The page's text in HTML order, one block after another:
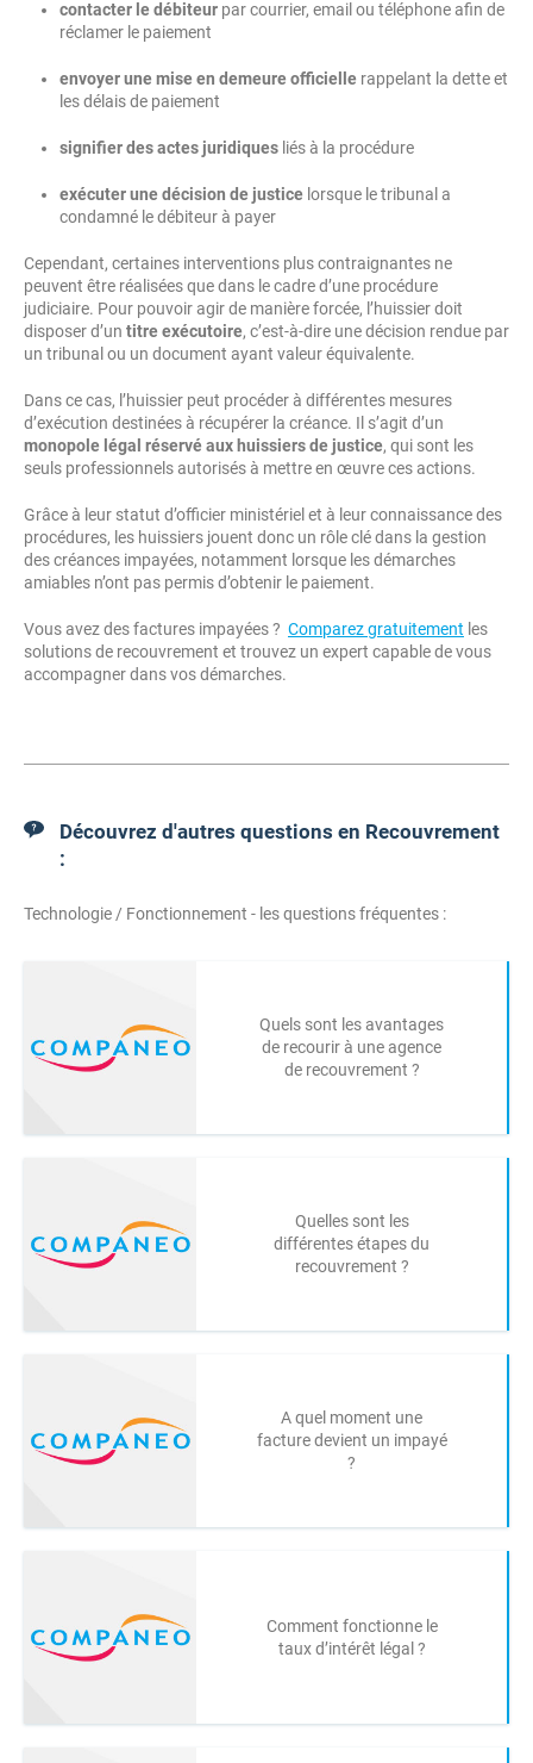
contacter le débiteur par courrier, email ou téléphone afin de
réclamer le paiement
envoyer une mise en demeure officielle rappelant la dette et
les délais de paiement
signifier des actes juridiques liés à la procédure
exécuter une décision de justice lorsque le tribunal a
condamné le débiteur à payer
Cependant, certaines interventions plus contraignantes ne
peuvent être réalisées que dans le cadre d’une procédure
judiciaire. Pour pouvoir agir de manière forcée, l’huissier doit
disposer d’un titre exécutoire, c’est-à-dire une décision rendue par
un tribunal ou un document ayant valeur équivalente.
Dans ce cas, l’huissier peut procéder à différentes mesures
d’exécution destinées à récupérer la créance. Il s’agit d’un
monopole légal réservé aux huissiers de justice, qui sont les
seuls professionnels autorisés à mettre en œuvre ces actions.
Grâce à leur statut d’officier ministériel et à leur connaissance des
procédures, les huissiers jouent donc un rôle clé dans la gestion
des créances impayées, notamment lorsque les démarches
amiables n’ont pas permis d’obtenir le paiement.
Vous avez des factures impayées ? Comparez gratuitement les
solutions de recouvrement et trouvez un expert capable de vous
accompagner dans vos démarches.
Découvrez d'autres questions en Recouvrement
:
Technologie / Fonctionnement - les questions fréquentes :
Quels sont les avantages
de recourir à une agence
de recouvrement ?
Quelles sont les
différentes étapes du
recouvrement ?
A quel moment une
facture devient un impayé
?
Comment fonctionne le
taux d’intérêt légal ?